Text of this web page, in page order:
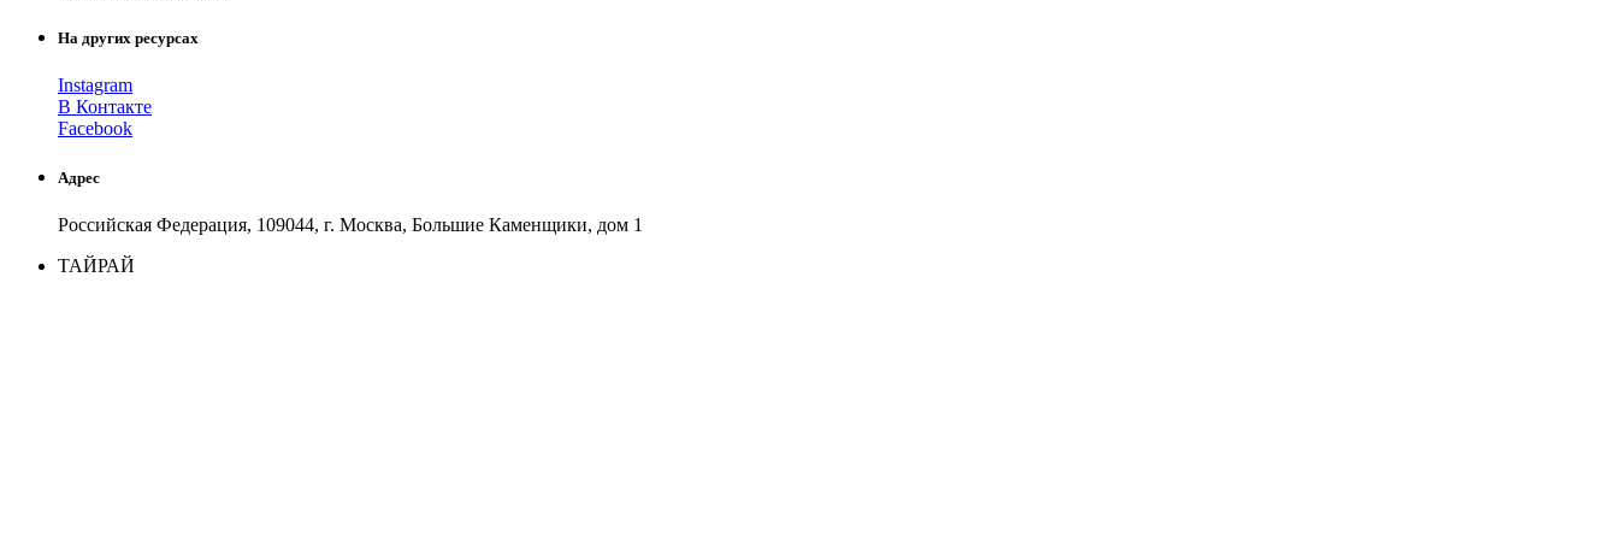
На других ресурсах
Instagram
В Контакте
Facebook
Адрес
Российская Федерация, 109044, г. Москва, Большие Каменщики, дом 1
ТАЙРАЙ